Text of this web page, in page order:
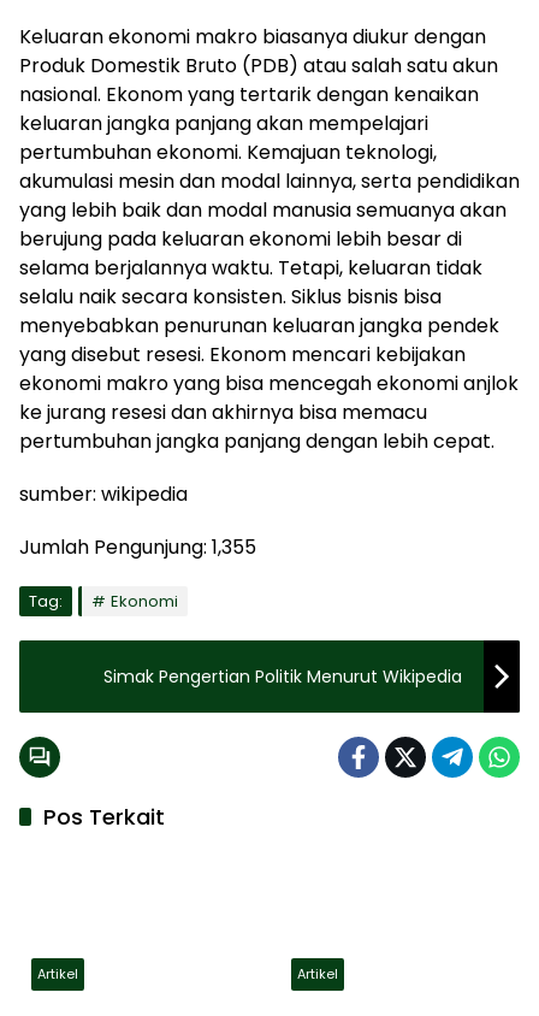
Keluaran ekonomi makro biasanya diukur dengan
Produk Domestik Bruto (PDB) atau salah satu akun
nasional. Ekonom yang tertarik dengan kenaikan
keluaran jangka panjang akan mempelajari
pertumbuhan ekonomi. Kemajuan teknologi,
akumulasi mesin dan modal lainnya, serta pendidikan
yang lebih baik dan modal manusia semuanya akan
berujung pada keluaran ekonomi lebih besar di
selama berjalannya waktu. Tetapi, keluaran tidak
selalu naik secara konsisten. Siklus bisnis bisa
menyebabkan penurunan keluaran jangka pendek
yang disebut resesi. Ekonom mencari kebijakan
ekonomi makro yang bisa mencegah ekonomi anjlok
ke jurang resesi dan akhirnya bisa memacu
pertumbuhan jangka panjang dengan lebih cepat.
sumber: wikipedia
Jumlah Pengunjung: 1,355
Tag: Ekonomi
Simak Pengertian Politik Menurut Wikipedia
Pos Terkait
Artikel Artikel